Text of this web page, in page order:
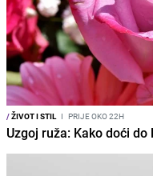
/ŽIVOT I STIL I PRIJE OKO 22H
Uzgoj ruža: Kako doći